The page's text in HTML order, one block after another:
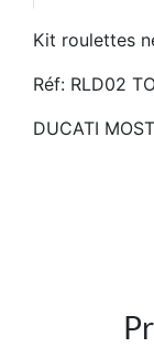
Kit roulettes
Réf: RLD02
DUCATI